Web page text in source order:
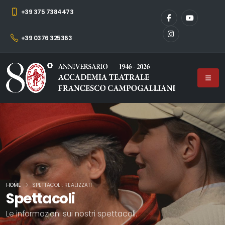
+39 375 7384473
+39 0376 325363
Spettacoli
Le informazioni sui nostri spettacoli.
HOME SPETTACOLI: REALIZZATI